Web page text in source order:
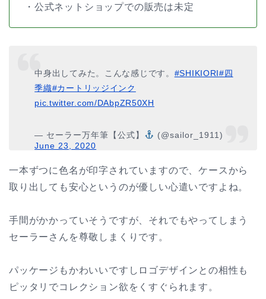
・公式ネットショップでの販売は未定
中身出してみた。こんな感じです。 #SHIKIORI#四
季織#カートリッジインク
pic.twitter.com/DAbpZR50XH
— セーラー万年筆【公式】
(@sailor_1911)
June 23, 2020
一本ずつに色名が印字されていますので、ケースから
取り出しても安心というのが優しい心遣いですよね。
手間がかかっていそうですが、それでもやってしまう
セーラーさんを尊敬しまくりです。
パッケージもかわいいですしロゴデザインとの相性も
ピッタリでコレクション欲をくすぐられます。